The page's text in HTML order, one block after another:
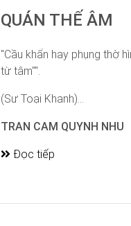
QUÁN THẾ ÂM
"Cầu khẩn hay phụng thờ
từ tâm"".
(Sư Toại Khanh)...
TRAN CAM QUYNH NHU
Đọc tiếp